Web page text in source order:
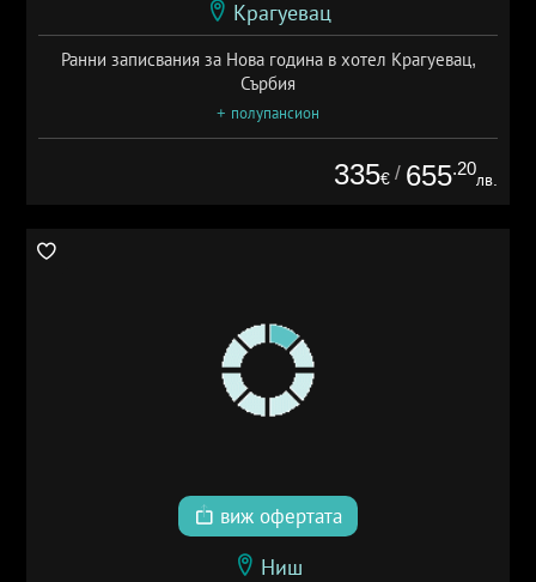
Крагуевац
Ранни записвания за Нова година в хотел Крагуевац,
Сърбия
+ полупансион
335€ / 655.20
лв.
виж офертата
Ниш